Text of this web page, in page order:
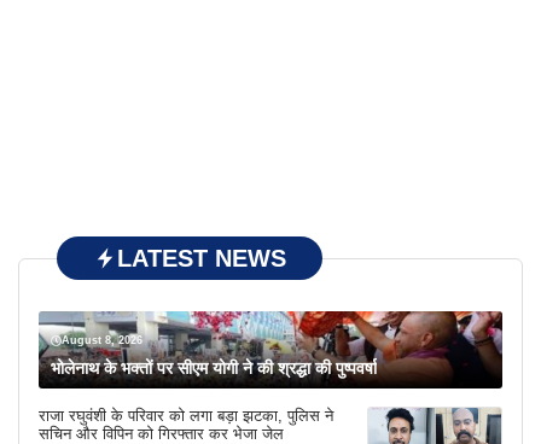
LATEST NEWS
August 8, 2026
भोलेनाथ के भक्तों पर सीएम योगी ने की श्रद्धा की पुष्पवर्षा
राजा रघुवंशी के परिवार को लगा बड़ा झटका, पुलिस ने
सचिन और विपिन को गिरफ्तार कर भेजा जेल